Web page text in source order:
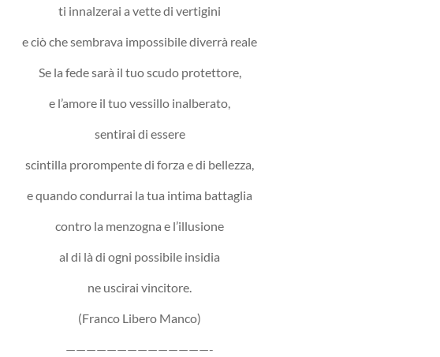
ti innalzerai a vette di vertigini
e ciò che sembrava impossibile diverrà reale
Se la fede sarà il tuo scudo protettore,
e l’amore il tuo vessillo inalberato,
sentirai di essere
scintilla prorompente di forza e di bellezza,
e quando condurrai la tua intima battaglia
contro la menzogna e l’illusione
al di là di ogni possibile insidia
ne uscirai vincitore.
(Franco Libero Manco)
——————————————-